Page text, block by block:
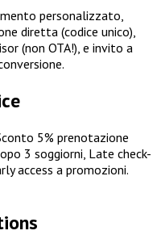
personalizzato,
diretta (codice unico),
(non OTA!), e invito a
5% prenotazione
3 soggiorni, Late check-
access a promozioni.